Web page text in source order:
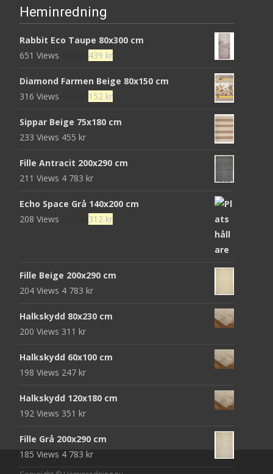
Heminredning
Rabbit Eco Taupe 80x300 cm
651 Views
Det
priset
var:
439 krDet
priset
är:
Diamond Farmen Beige 80x150 cm
316 Views
Det
priset
152 krDet
priset
Sippar Beige 75x180 cm
233 Views 455 kr
Fille Antracit 200x290 cm
211 Views 4 783 kr
Echo Space Grå 140x200 cm
208 Views
Det
952 kr.
312 krDet
312 kr.
Fille Beige 200x290 cm
204 Views 4 783 kr
Halkskydd 80x230 cm
200 Views 311 kr
Halkskydd 60x100 cm
198 Views 247 kr
Halkskydd 120x180 cm
192 Views 351 kr
Fille Grå 200x290 cm
185 Views 4 783 kr